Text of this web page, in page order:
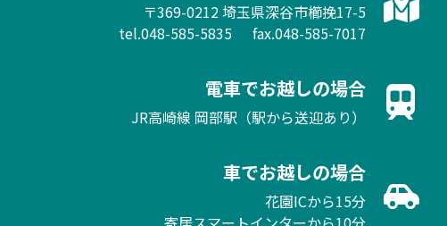
〒369-0212 埼玉県深谷市櫛挽17-5
tel.048-585-5835
fax.048-585-7017
電車でお越しの場合
JR高崎線 岡部駅（駅から送迎あり）
車でお越しの場合
花園ICから15分